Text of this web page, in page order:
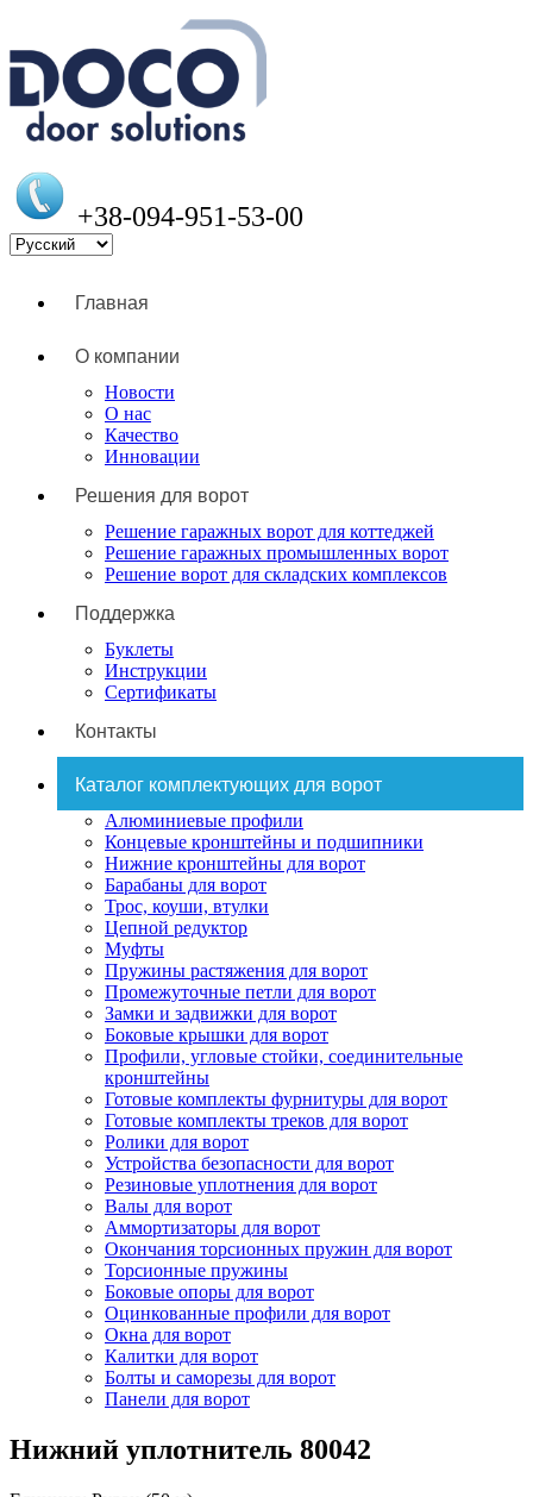
+38-094-951-53-00
Главная
О компании
Новости
О нас
Качество
Инновации
Решения для ворот
Решение гаражных ворот для коттеджей
Решение гаражных промышленных ворот
Решение ворот для складских комплексов
Поддержка
Буклеты
Инструкции
Сертификаты
Контакты
Каталог комплектующих для ворот
Алюминиевые профили
Концевые кронштейны и подшипники
Нижние кронштейны для ворот
Барабаны для ворот
Трос, коуши, втулки
Цепной редуктор
Муфты
Пружины растяжения для ворот
Промежуточные петли для ворот
Замки и задвижки для ворот
Боковые крышки для ворот
Профили, угловые стойки, соединительные
кронштейны
Готовые комплекты фурнитуры для ворот
Готовые комплекты треков для ворот
Ролики для ворот
Устройства безопасности для ворот
Резиновые уплотнения для ворот
Валы для ворот
Аммортизаторы для ворот
Окончания торсионных пружин для ворот
Торсионные пружины
Боковые опоры для ворот
Оцинкованные профили для ворот
Окна для ворот
Калитки для ворот
Болты и саморезы для ворот
Панели для ворот
Нижний уплотнитель 80042